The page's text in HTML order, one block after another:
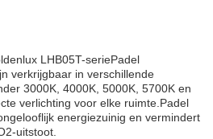
LHB05T-seriePadel
verkrijgbaar in verschillende
3000K, 4000K, 5000K, 5700K en
verlichting voor elke ruimte. Padel
energiezuinig en vermindert
uitstoot.